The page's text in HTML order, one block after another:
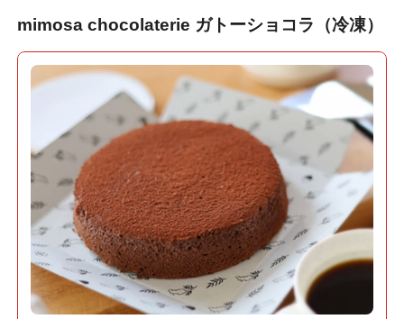
mimosa chocolaterie ガトーショコラ（冷凍）